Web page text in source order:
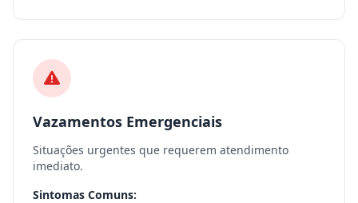
Vazamentos Emergenciais
Situações urgentes que requerem atendimento
imediato.
Sintomas Comuns: